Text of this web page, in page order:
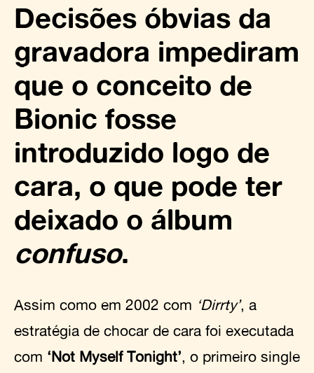
Decisões óbvias da
gravadora impediram
que o conceito de
Bionic fosse
introduzido logo de
cara, o que pode ter
deixado o álbum
confuso.
Assim como em 2002 com ‘Dirrty’, a
estratégia de chocar de cara foi executada
com ‘Not Myself Tonight’, o primeiro single